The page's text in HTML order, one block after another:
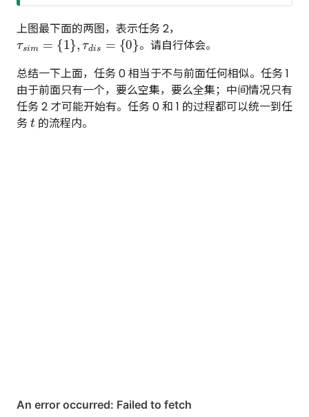
上图最下面的两图，表示任务 2，
τsim= {1},τdis={ 0}
。请自行体会。
总结一下上面，任务 0 相当于不与前面任何相似。任务 1
由于前面只有一个，要么空集，要么全集；中间情况只有
任务 2 才可能开始有。任务 0 和 1 的过程都可以统一到任
务
t
的流程内。